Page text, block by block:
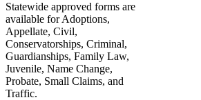
Statewide approved forms are
available for Adoptions,
Appellate, Civil,
Conservatorships, Criminal,
Guardianships, Family Law,
Juvenile, Name Change,
Probate, Small Claims, and
Traffic.